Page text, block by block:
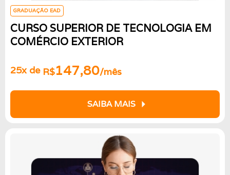
GRADUAÇÃO EAD
CURSO SUPERIOR DE TECNOLOGIA EM
COMÉRCIO EXTERIOR
25x de R$147,80/mês
SAIBA MAIS arrow_right